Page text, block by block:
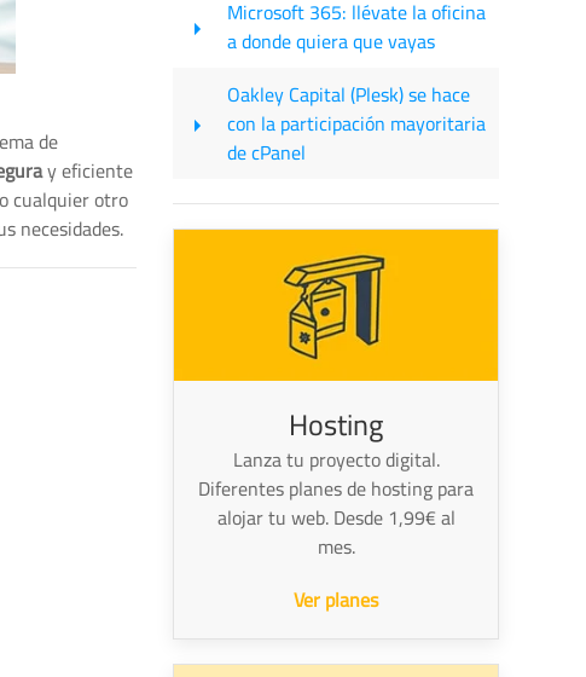
de
y eficiente
cualquier otro
necesidades.
Microsoft 365: llévate la oficina
a donde quiera que vayas
Oakley Capital (Plesk) se hace
con la participación mayoritaria
de cPanel
Hosting
Lanza tu proyecto digital.
Diferentes planes de hosting para
alojar tu web. Desde 1,99€ al
mes.
Ver planes